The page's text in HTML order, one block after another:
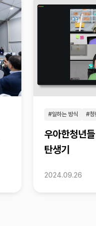
#일하는 방식 #청
우아한청년
탄생기
2024.09.26